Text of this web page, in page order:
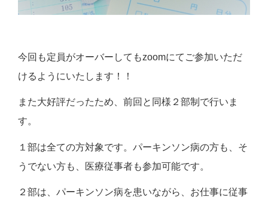
今回も定員がオーバーしてもzoomにてご参加いただ
けるようにいたします！！
また大好評だったため、前回と同様２部制で行いま
す。
１部は全ての方対象です。パーキンソン病の方も、そ
うでない方も、医療従事者も参加可能です。
２部は、パーキンソン病を患いながら、お仕事に従事